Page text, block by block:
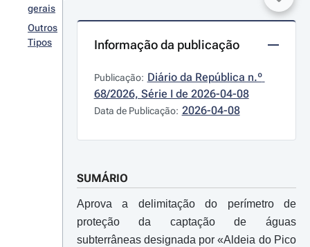
gerais
Outros
Tipos
Informação da publicação
Publicação: Diário da República n.º
68/2026, Série I de 2026-04-08
Data de Publicação: 2026-04-08
SUMÁRIO
Aprova a delimitação do perímetro de
proteção da captação de águas
subterrâneas designada por «Aldeia do Pico